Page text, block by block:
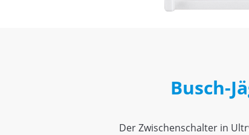
Busch-
Der Zwischenschalter in